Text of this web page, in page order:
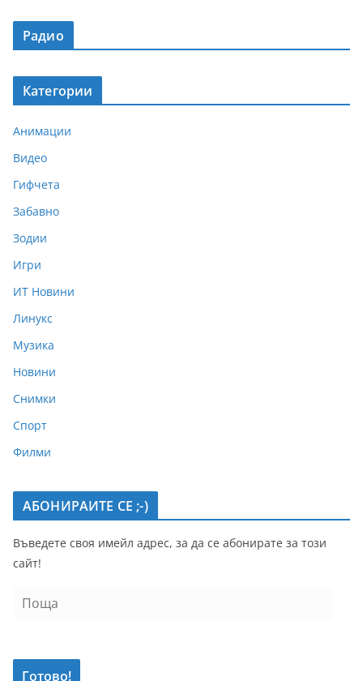
Радио
Категории
Анимации
Видео
Гифчета
Забавно
Зодии
Игри
ИТ Новини
Линукс
Музика
Новини
Снимки
Спорт
Филми
АБОНИРАИТЕ СЕ ;-)
Въведете своя имейл адрес, за да се абонирате за този
сайт!
а
Готово!